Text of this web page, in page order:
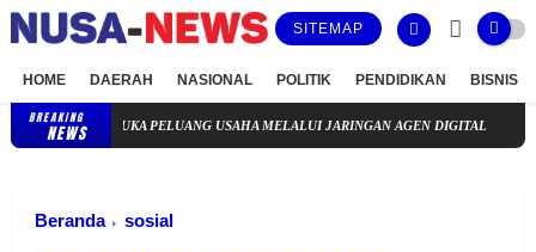
SITEMAP
HOME DAERAH NASIONAL POLITIK PENDIDIKAN BISNIS
BREAKING
NEWS
BUKA PELUANG USAHA MELALUI JARINGAN AGEN DIGITAL Semarak
Beranda sosial